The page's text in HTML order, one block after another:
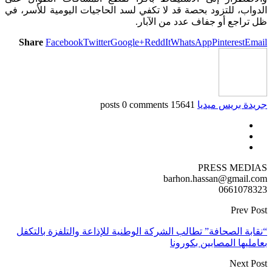
الدواب، للتزود بحصة قد لا تكفي لسد الحاجيات اليومية للأسر، في
ظل تراجع أو جفاف عدد من الآبار.
Share FacebookTwitterGoogle+ReddItWhatsAppPinterestEmail
جريدة بريس ميديا 15641 posts
0 comments
PRESS MEDIAS
barhon.hassan@gmail.com
0661078323
Prev Post
“نقابة الصحافة” تطالب الشركة الوطنية للإذاعة والتلفزة بالتكفل
بعامليها المصابين بكورونا
Next Post